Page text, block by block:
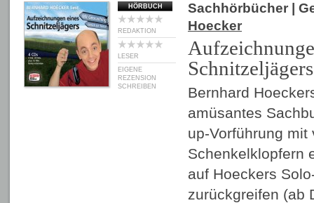
HÖRBUCH
REDAKTION
LESER
EIGENE
REZENSION
SCHREIBEN
Sachhörbücher |
Hoecker
Schnitzeljägers
Bernhard
amüsantes
up-Vorführung mit
Schenkelklopfern
auf Hoeckers
zurückgreifen (ab